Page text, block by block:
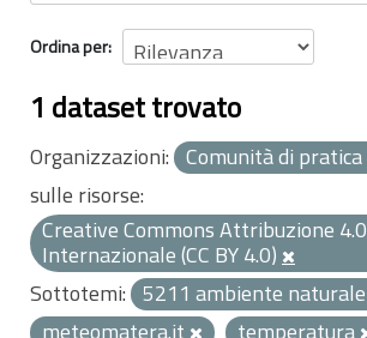
Ordina per
1 dataset trovato
Organizzazioni: Comunità di pratica
sulle risorse:
Creative Commons Attribuzione 4.0
Internazionale (CC BY 4.0)
Sottotemi: 5211 ambiente naturale
meteomatera.it
temperatura